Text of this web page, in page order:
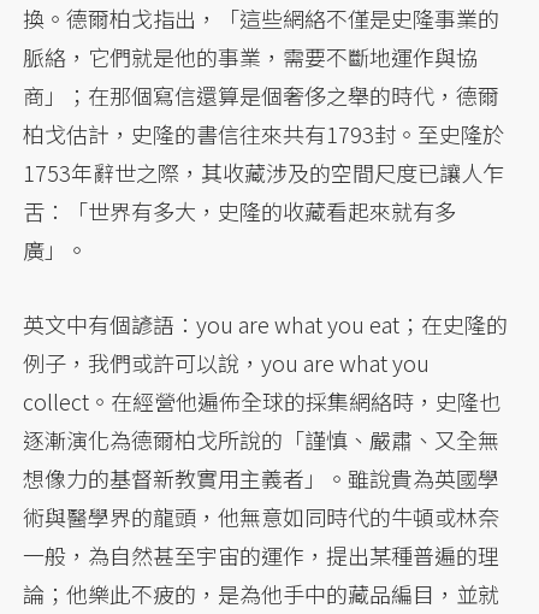
換。德爾柏戈指出，「這些網絡不僅是史隆事業的
脈絡，它們就是他的事業，需要不斷地運作與協
商」；在那個寫信還算是個奢侈之舉的時代，德爾
柏戈估計，史隆的書信往來共有1793封。至史隆於
1753年辭世之際，其收藏涉及的空間尺度已讓人乍
舌：「世界有多大，史隆的收藏看起來就有多
廣」。
英文中有個諺語：you are what you eat；在史隆的
例子，我們或許可以說，you are what you
collect。在經營他遍佈全球的採集網絡時，史隆也
逐漸演化為德爾柏戈所說的「謹慎、嚴肅、又全無
想像力的基督新教實用主義者」。雖說貴為英國學
術與醫學界的龍頭，他無意如同時代的牛頓或林奈
一般，為自然甚至宇宙的運作，提出某種普遍的理
論；他樂此不疲的，是為他手中的藏品編目，並就